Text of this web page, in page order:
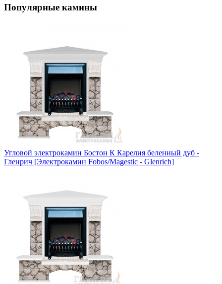
Популярные камины
Угловой электрокамин Бостон К Карелия беленный дуб -
Гленрич [Электрокамин Fobos/Magestic - Glenrich]